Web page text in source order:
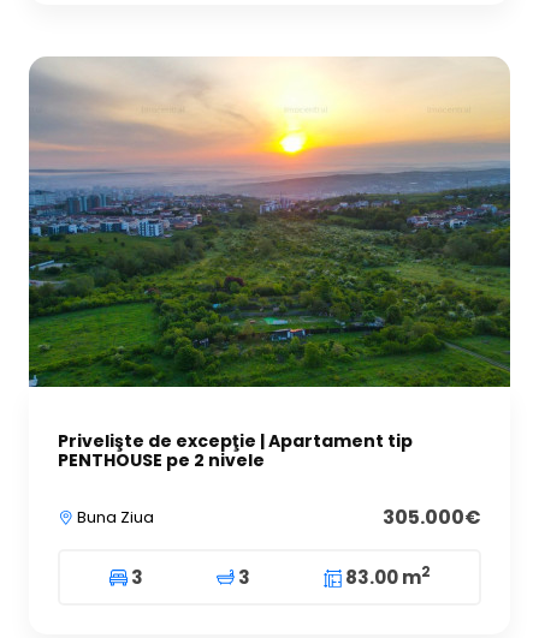
Privelişte de excepţie | Apartament tip
PENTHOUSE pe 2 nivele
Buna Ziua 305.000€
3 3 83.00 m2